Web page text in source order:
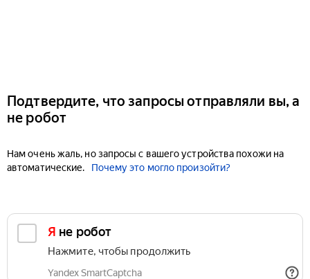
Подтвердите, что запросы отправляли вы, а
не робот
Нам очень жаль, но запросы с вашего устройства похожи на
автоматические.
Почему это могло произойти?
Я не робот
Нажмите, чтобы продолжить
Yandex SmartCaptcha